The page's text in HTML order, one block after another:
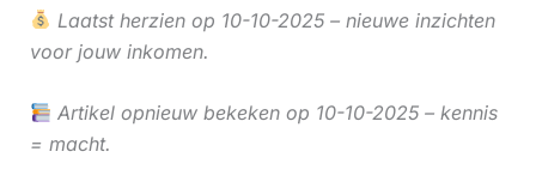
Laatst herzien op 10-10-2025 – nieuwe inzichten
voor jouw inkomen.
Artikel opnieuw bekeken op 10-10-2025 – kennis
= macht.